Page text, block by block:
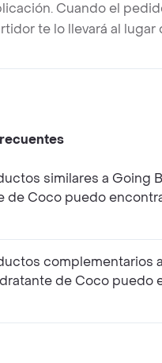
Cuando el
te lo llevará al lugar
similares a Going
de Coco puedo
complementarios
de Coco puedo